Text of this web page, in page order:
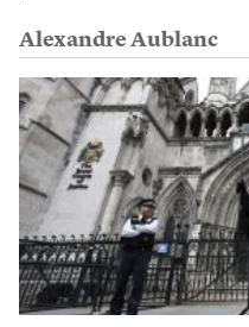
Alexandre Aublanc